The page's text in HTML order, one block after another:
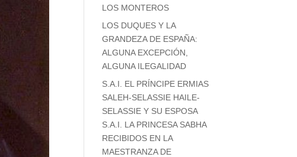
LOS MONTEROS
LOS DUQUES Y LA
GRANDEZA DE ESPAÑA:
ALGUNA EXCEPCIÓN,
ALGUNA ILEGALIDAD
S.A.I. EL PRÍNCIPE ERMIAS
SALEH-SELASSIE HAILE-
SELASSIE Y SU ESPOSA
S.A.I. LA PRINCESA SABHA
RECIBIDOS EN LA
MAESTRANZA DE